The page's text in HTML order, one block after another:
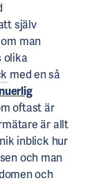
själv
man
olika
med en så
oftast är
är allt
inblick hur
och man
och